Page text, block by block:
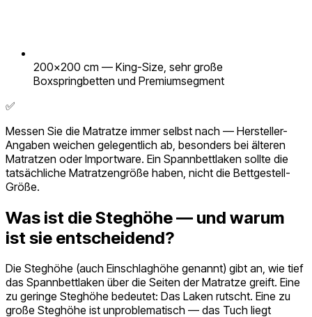
200×200 cm — King-Size, sehr große
Boxspringbetten und Premiumsegment
✅
Messen Sie die Matratze immer selbst nach — Hersteller-
Angaben weichen gelegentlich ab, besonders bei älteren
Matratzen oder Importware. Ein Spannbettlaken sollte die
tatsächliche Matratzengröße haben, nicht die Bettgestell-
Größe.
Was ist die Steghöhe — und warum
ist sie entscheidend?
Die Steghöhe (auch Einschlaghöhe genannt) gibt an, wie tief
das Spannbettlaken über die Seiten der Matratze greift. Eine
zu geringe Steghöhe bedeutet: Das Laken rutscht. Eine zu
große Steghöhe ist unproblematisch — das Tuch liegt